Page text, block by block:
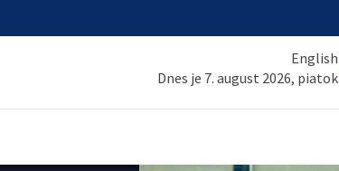
English
Dnes je 7. august 2026, piatok